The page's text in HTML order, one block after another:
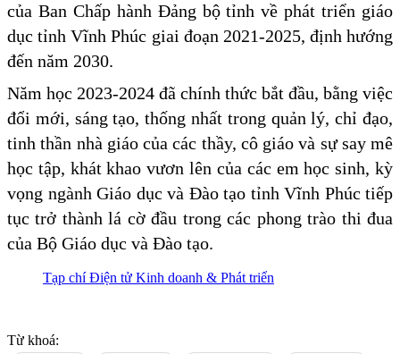
của Ban Chấp hành Đảng bộ tỉnh về phát triển giáo
dục tỉnh Vĩnh Phúc giai đoạn 2021-2025, định hướng
đến năm 2030.
Năm học 2023-2024 đã chính thức bắt đầu, bằng việc
đổi mới, sáng tạo, thống nhất trong quản lý, chỉ đạo,
tinh thần nhà giáo của các thầy, cô giáo và sự say mê
học tập, khát khao vươn lên của các em học sinh, kỳ
vọng ngành Giáo dục và Đào tạo tỉnh Vĩnh Phúc tiếp
tục trở thành lá cờ đầu trong các phong trào thi đua
của Bộ Giáo dục và Đào tạo.
Tạp chí Điện tử Kinh doanh & Phát triển
Từ khoá: